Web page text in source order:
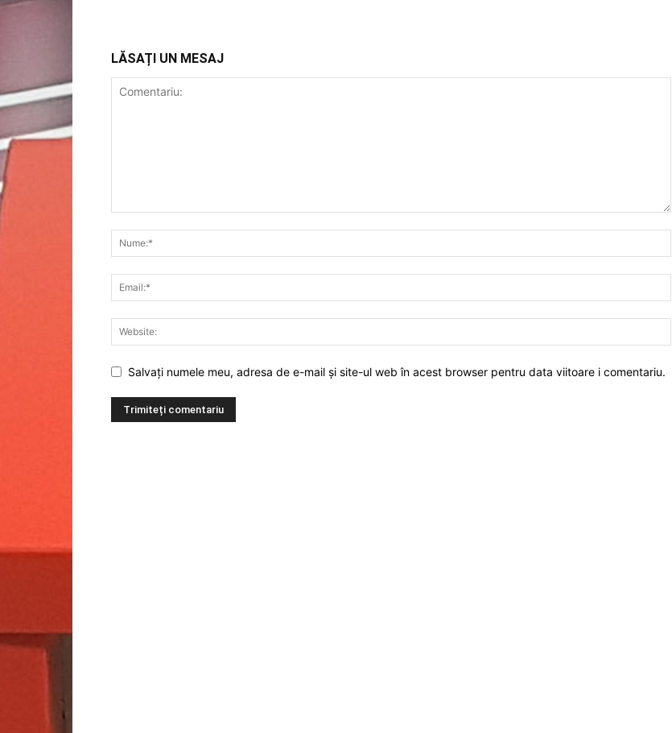
LĂSAȚI UN MESAJ
Salvați numele meu, adresa de e-mail și site-ul web în acest browser pentru data viitoare i comentariu.